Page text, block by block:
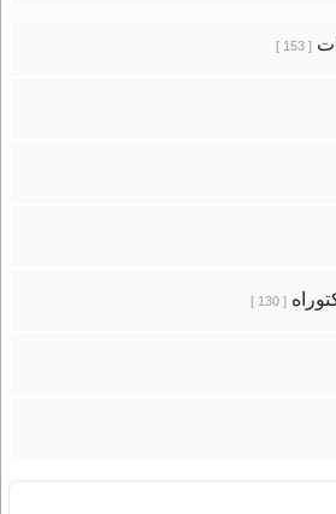
[ 153 ]
[ 130 ]